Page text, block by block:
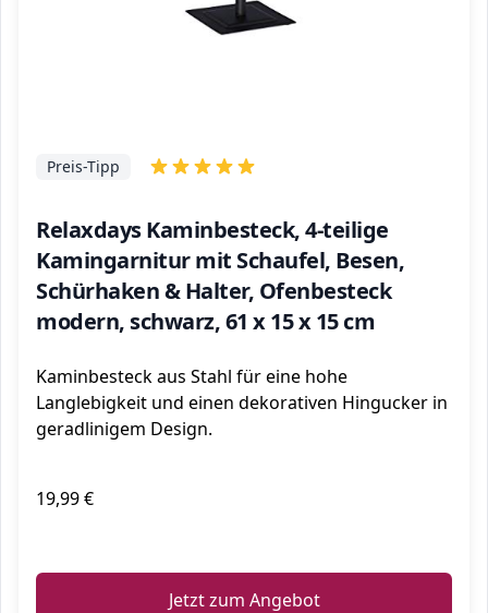
Relaxdays Kaminbesteck, 4-teilige
Kamingarnitur mit Schaufel, Besen,
Schürhaken & Halter, Ofenbesteck
modern, schwarz, 61 x 15 x 15 cm
Preis-Tipp
Kaminbesteck aus Stahl für eine hohe
Langlebigkeit und einen dekorativen Hingucker in
geradlinigem Design.
19,99 €
Jetzt zum Angebot